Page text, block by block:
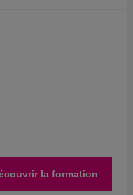
la formation